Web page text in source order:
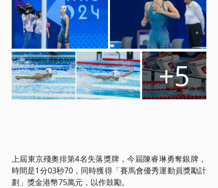
+5
上屆東京殘奧排第4名失落獎牌，今屆陳睿琳勇奪銀牌，
時間是1分03秒70，同時獲得「賽馬會優秀運動員獎勵計
劃」獎金港幣75萬元，以作鼓勵。